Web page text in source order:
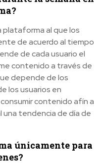
plataforma al que los
de acuerdo al tiempo
de cada usuario el
contenido a través de
depende de los
los usuarios en
contenido afín a
una tendencia de día de
únicamente para